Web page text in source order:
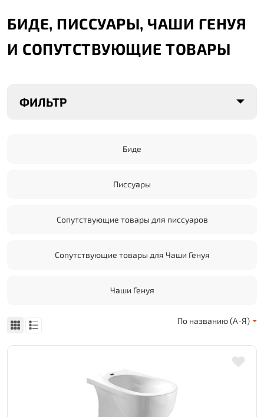
БИДЕ, ПИССУАРЫ, ЧАШИ ГЕНУЯ
И СОПУТСТВУЮЩИЕ ТОВАРЫ
ФИЛЬТР
Биде
Писсуары
Сопутствующие товары для писсуаров
Сопутствующие товары для Чаши Генуя
Чаши Генуя
По названию (А-Я)